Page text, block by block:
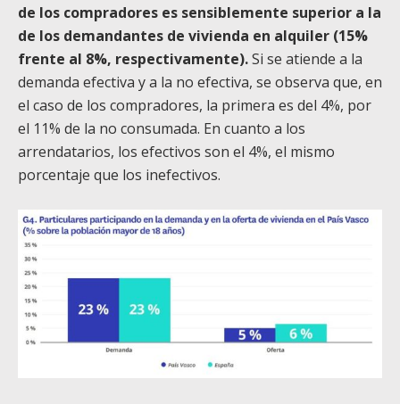
de los compradores es sensiblemente superior a la
de los demandantes de vivienda en alquiler (15%
frente al 8%, respectivamente).Si se atiende a la
demanda efectiva y a la no efectiva, se observa que, en
el caso de los compradores, la primera es del 4%, por
el 11% de la no consumada. En cuanto a los
arrendatarios, los efectivos son el 4%, el mismo
porcentaje que los inefectivos.